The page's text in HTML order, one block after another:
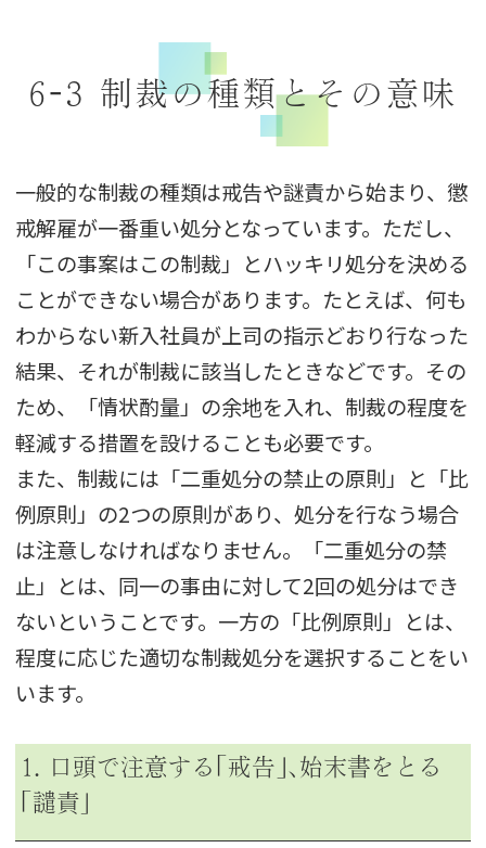
6-3 制裁の種類とその意味
一般的な制裁の種類は戒告や謎責から始まり、懲
戒解雇が一番重い処分となっています。ただし、
「この事案はこの制裁」とハッキリ処分を決める
ことができない場合があります。たとえば、何も
わからない新入社員が上司の指示どおり行なった
結果、それが制裁に該当したときなどです。その
ため、「情状酌量」の余地を入れ、制裁の程度を
軽減する措置を設けることも必要です。
また、制裁には「二重処分の禁止の原則」と「比
例原則」の2つの原則があり、処分を行なう場合
は注意しなければなりません。「二重処分の禁
止」とは、同一の事由に対して2回の処分はでき
ないということです。一方の「比例原則」とは、
程度に応じた適切な制裁処分を選択することをい
います。
1. 口頭で注意する｢戒告｣､始末書をとる
｢譴責」